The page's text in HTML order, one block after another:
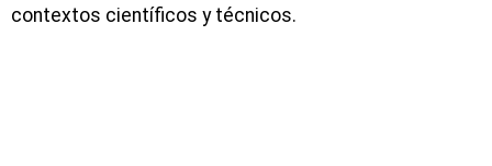
contextos científicos y técnicos.